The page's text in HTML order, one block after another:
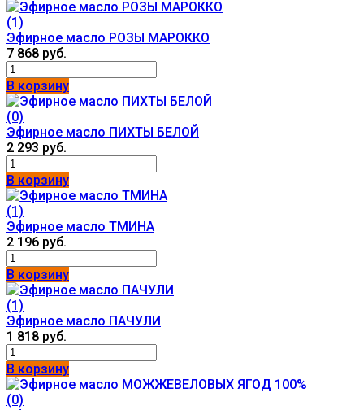
(1)
Эфирное масло РОЗЫ МАРОККО
7 868 руб.
В корзину
(0)
Эфирное масло ПИХТЫ БЕЛОЙ
2 293 руб.
В корзину
(1)
Эфирное масло ТМИНА
2 196 руб.
В корзину
(1)
Эфирное масло ПАЧУЛИ
1 818 руб.
В корзину
(0)